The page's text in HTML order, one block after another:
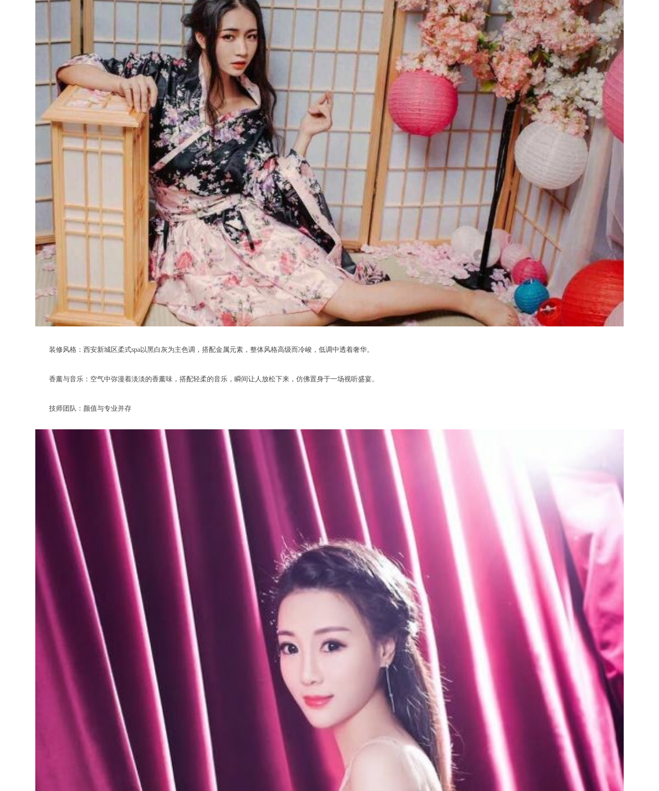
装修风格：西安新城区柔式spa以黑白灰为主色调，搭配金属元素，整体风格高级而冷峻，低调中透着奢华。
香薰与音乐：空气中弥漫着淡淡的香薰味，搭配轻柔的音乐，瞬间让人放松下来，仿佛置身于一场视听盛宴。
技师团队：颜值与专业并存